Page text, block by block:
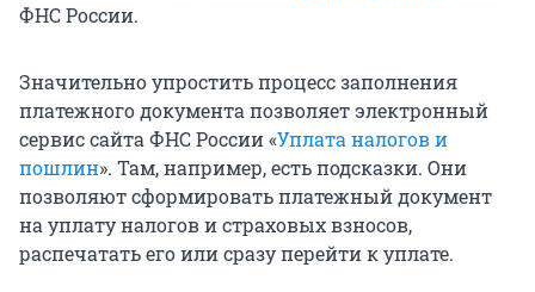
ФНС России.
Значительно упростить процесс заполнения
платежного документа позволяет электронный
сервис сайта ФНС России «Уплата налогов и
пошлин». Там, например, есть подсказки. Они
позволяют сформировать платежный документ
на уплату налогов и страховых взносов,
распечатать его или сразу перейти к уплате.